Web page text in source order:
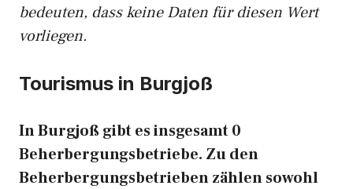
bedeuten, dass keine Daten für diesen Wert
vorliegen.
Tourismus in Burgjoß
In Burgjoß gibt es insgesamt 0
Beherbergungsbetriebe. Zu den
Beherbergungsbetrieben zählen sowohl